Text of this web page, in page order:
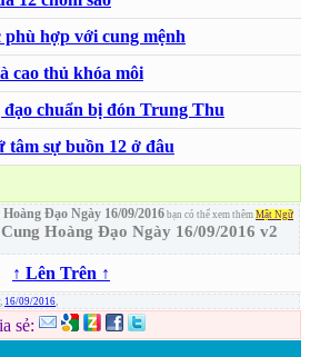
hợp với cung mệnh
cao thủ khóa môi
đạo chuẩn bị đón Trung Thu
tâm sự buồn 12 ở đâu
Đạo Ngày 16/09/2016bạn có thể xem thêm Mật Ngữ
Hoàng Đạo Ngày 16/09/2016 v2
↑ Lên Trên ↑
, 16/09/2016,
sẻ: